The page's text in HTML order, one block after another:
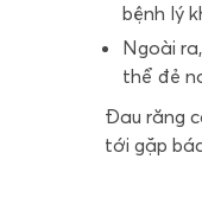
bệnh lý
Ngoài
thể đẻ
Đau răng
tới gặp